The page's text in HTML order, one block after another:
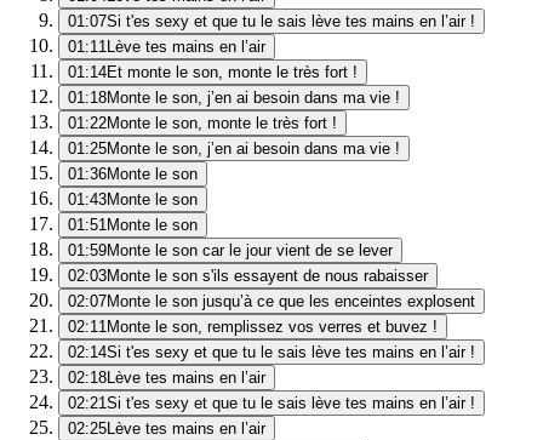
01:07Si t'es sexy et que tu le sais lève tes mains en l’air !
01:11Lève tes mains en l’air
01:14Et monte le son, monte le très fort !
01:18Monte le son, j’en ai besoin dans ma vie !
01:22Monte le son, monte le très fort !
01:25Monte le son, j’en ai besoin dans ma vie !
01:36Monte le son
01:43Monte le son
01:51Monte le son
01:59Monte le son car le jour vient de se lever
02:03Monte le son s'ils essayent de nous rabaisser
02:07Monte le son jusqu’à ce que les enceintes explosent
02:11Monte le son, remplissez vos verres et buvez !
02:14Si t'es sexy et que tu le sais lève tes mains en l’air !
02:18Lève tes mains en l’air
02:21Si t'es sexy et que tu le sais lève tes mains en l’air !
02:25Lève tes mains en l’air